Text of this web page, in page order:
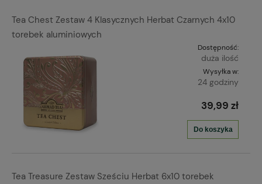
Tea Chest Zestaw 4 Klasycznych Herbat Czarnych 4x10
torebek aluminiowych
Dostępność:
duża ilość
Wysyłka w:
24 godziny
39,99 zł
Do koszyka
Tea Treasure Zestaw Sześciu Herbat 6x10 torebek